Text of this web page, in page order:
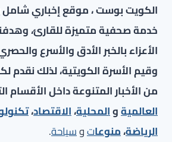
الكويت بوست ، موقع إخباري شامل
خدمة صحفية متميزة للقارئ،
الأعزاء بالخبر الأدق والأسرع
وقيم الأسرة الكويتية، لذلك نقدم
من الأخبار المتنوعة داخل الأقسام
العالميةوالمحلية،الاقتصاد،
الرياضة،منوعاتوسياحة.